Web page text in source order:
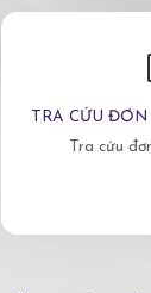
TRA CỨU
Tra cứu